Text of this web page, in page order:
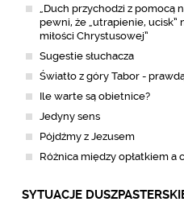
„Duch przychodzi z pomocą
pewni, że „utrapienie, ucisk”
miłości Chrystusowej”
Sugestie słuchacza
Światło z góry Tabor -
Ile warte są obietnice?
Jedyny sens
Pójdźmy z Jezusem
Różnica między opłatkiem a
SYTUACJE